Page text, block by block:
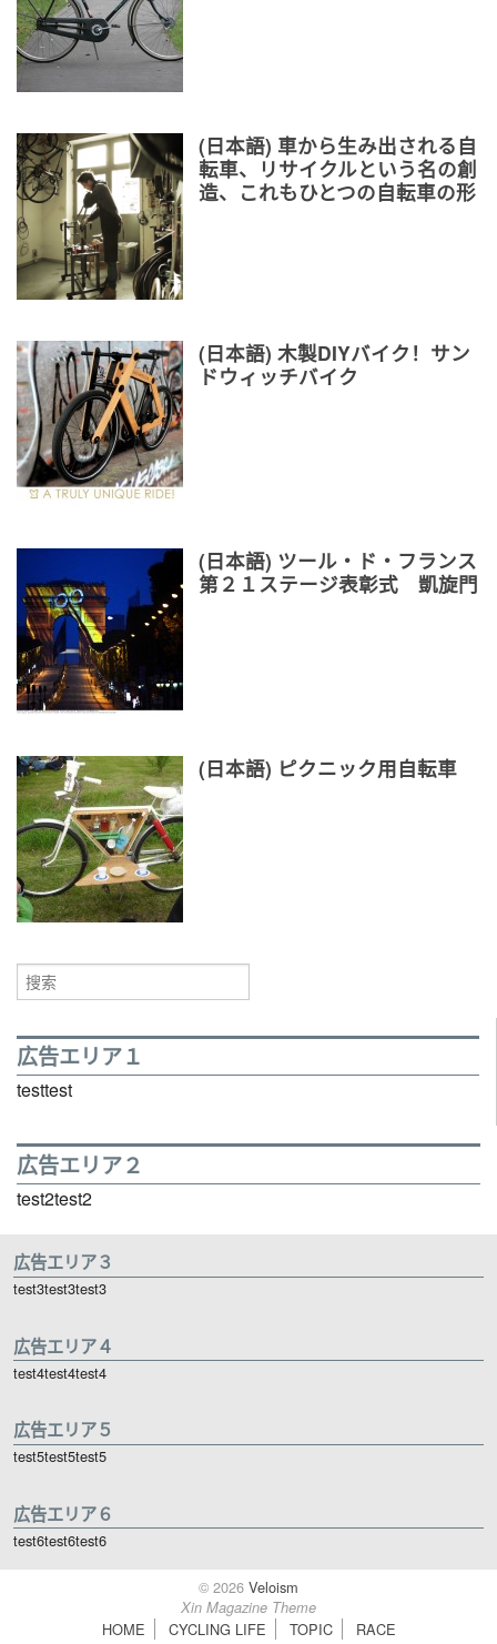
(日本語) 車から生み出される自
転車、リサイクルという名の創
造、これもひとつの自転車の形
(日本語) 木製DIYバイク！サン
ドウィッチバイク
(日本語) ツール・ド・フランス
第２１ステージ表彰式 凱旋門
(日本語) ピクニック用自転車
広告エリア１
testtest
広告エリア２
test2test2
広告エリア３
test3test3test3
広告エリア４
test4test4test4
広告エリア５
test5test5test5
広告エリア６
test6test6test6
© 2026 Veloism
Xin Magazine Theme
HOME CYCLING LIFE TOPIC RACE